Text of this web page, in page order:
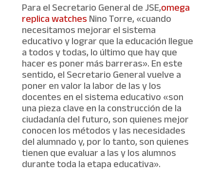
Para el Secretario General de JSE,omega
replica watchesNino Torre, «cuando
necesitamos mejorar el sistema
educativo y lograr que la educación llegue
a todos y todas, lo último que hay que
hacer es poner más barreras». En este
sentido, el Secretario General vuelve a
poner en valor la labor de las y los
docentes en el sistema educativo «son
una pieza clave en la construcción de la
ciudadanía del futuro, son quienes mejor
conocen los métodos y las necesidades
del alumnado y, por lo tanto, son quienes
tienen que evaluar a las y los alumnos
durante toda la etapa educativa».